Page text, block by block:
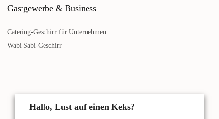
Gastgewerbe & Business
Catering-Geschirr für Unternehmen
Wabi Sabi-Geschirr
Hallo, Lust auf einen Keks?